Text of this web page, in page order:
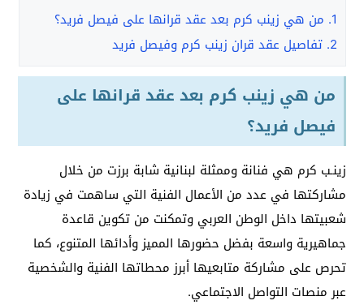
1. من هي زينب كرم بعد عقد قرانها على فيصل فريد؟
2. تفاصيل عقد قران زينب كرم وفيصل فريد
من هي زينب كرم بعد عقد قرانها على
فيصل فريد؟
زينـب كرم هي فنانة وممثلة لبنانية شابة برزت من خلال
مشاركتها في عدد من الأعمال الفنية التي ساهمت في زيادة
شعبيتها داخل الوطن العربي وتمكنت من تكوين قاعدة
جماهيرية واسعة بفضل حضورها المميز وأدائها المتنوع، كما
تحرص على مشاركة متابعيها أبرز محطاتها الفنية والشخصية
عبر منصات التواصل الاجتماعي.